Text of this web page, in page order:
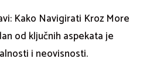
Kako Navigirati Kroz More
od ključnih aspekata je
i neovisnosti.